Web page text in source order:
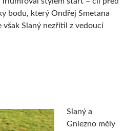
bodu, který Ondřej Smetana
však Slaný nezřítil z vedoucí
Slaný a
Gniezno měly